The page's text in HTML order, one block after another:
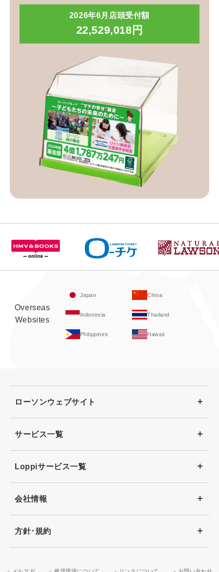
2026年6月店頭受付額
22,529,018円
Overseas
Websites
Japan China
Indonesia Thailand
Philippines Hawaii
ローソンウェブサイト
サービス一覧
Loppiサービス一覧
会社情報
方針･規約